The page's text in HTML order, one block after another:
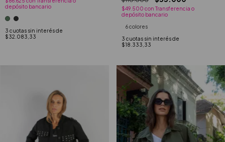
depósito bancario
3 cuotas sin interés de
$32.083,33
$49.500 con Transferencia o
depósito bancario
6 colores
3 cuotas sin interés de
$18.333,33